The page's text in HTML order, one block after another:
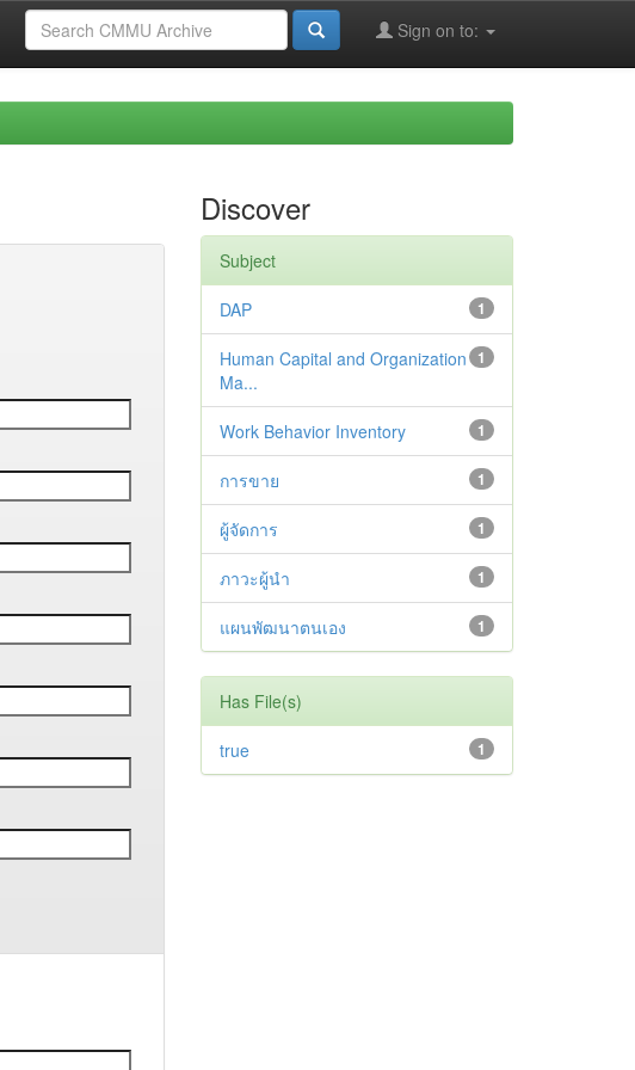
Sign on to:
Discover
Subject
1
DAP
1
Human Capital and Organization
Ma...
1
Work Behavior Inventory
1
การขาย
1
ผู้จัดการ
1
ภาวะผู้นำ
1
แผนพัฒนาตนเอง
Has File(s)
1
true